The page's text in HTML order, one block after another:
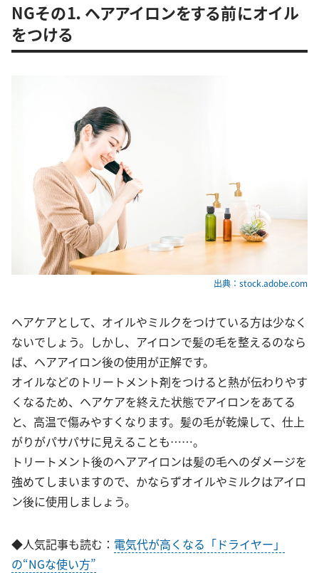
NGその1．ヘアアイロンをする前にオイル
をつける
出典：stock.adobe.com
ヘアケアとして、オイルやミルクをつけている方は少なく
ないでしょう。しかし、アイロンで髪の毛を整えるのなら
ば、ヘアアイロン後の使用が正解です。
オイルなどのトリートメント剤をつけると熱が伝わりやす
くなるため、ヘアケアを終えた状態でアイロンをあてる
と、高温で傷みやすくなります。髪の毛が乾燥して、仕上
がりがパサパサに見えることも……。
トリートメント後のヘアアイロンは髪の毛へのダメージを
強めてしまいますので、かならずオイルやミルクはアイロ
ン後に使用しましょう。
◆人気記事も読む： 電気代が高くなる「ドライヤー」
の“NGな使い方”